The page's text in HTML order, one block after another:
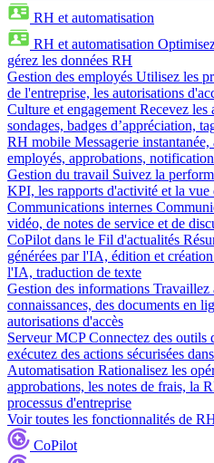
RH et automatisation
RH et automatisation
gérez les données RH
Gestion des employés Utilisez les
de l'entreprise, les autorisations
Culture et engagement Recevez les
sondages, badges d’appréciation,
RH mobile Messagerie
employés, approbations,
Gestion du travail Suivez la
KPI, les rapports d'activité et la vue
Communications internes
vidéo, de notes de service et de
CoPilot dans le Fil d'actualités
générées par l'IA, édition et
l'IA, traduction de texte
Gestion des informations Travaillez
connaissances, des documents en
autorisations d'accès
Serveur MCP Connectez des
exécutez des actions sécurisées
Automatisation Rationalisez les
approbations, les notes de frais, la
processus d'entreprise
Voir toutes les fonctionnalités de
CoPilot